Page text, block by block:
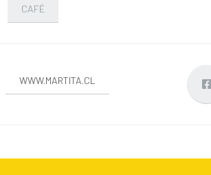
CAFÉ
WWW.MARTITA.CL